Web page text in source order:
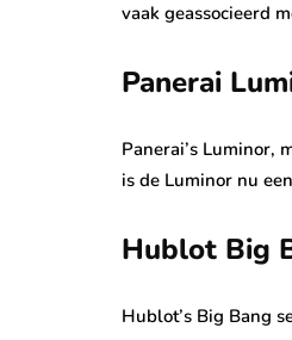
vaak geassocieerd
Panerai
Panerai’s Luminor,
is de Luminor nu
Hublot Big
Hublot’s Big Bang